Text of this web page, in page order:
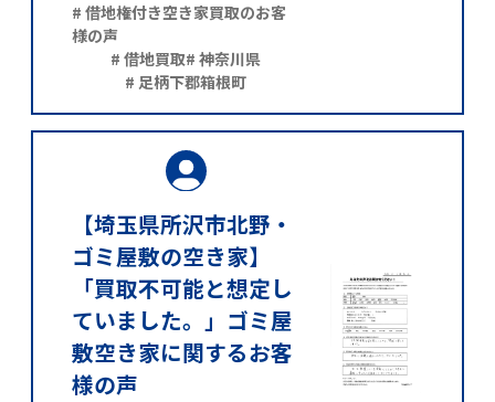
# 借地権付き空き家買取のお客
様の声
# 借地買取# 神奈川県
# 足柄下郡箱根町
【埼玉県所沢市北野・
ゴミ屋敷の空き家】
「買取不可能と想定し
ていました。」ゴミ屋
敷空き家に関するお客
様の声